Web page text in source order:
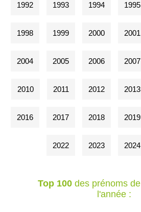
1992 1993 1994 1995
1998 1999 2000 2001
2004 2005 2006 2007
2010 2011 2012 2013
2016 2017 2018 2019
2022 2023 2024
Top 100des prénoms de
l'année :